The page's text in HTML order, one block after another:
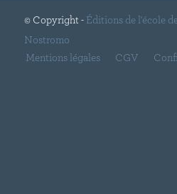
© Copyright - Éditions de l'école
Nostromo
Mentions légales
CGV